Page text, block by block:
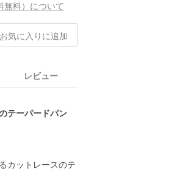
無料）について
お気に入りに追加
レビュー
テーパードパン
カットレースのテ